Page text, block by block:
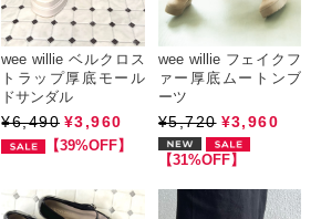
wee willie ベルクロス
トラップ厚底モール
ドサンダル
¥6,490 ¥3,960
【39%OFF】
wee willie フェイクフ
ァー厚底ムートンブ
ーツ
¥5,720 ¥3,960
【31%OFF】